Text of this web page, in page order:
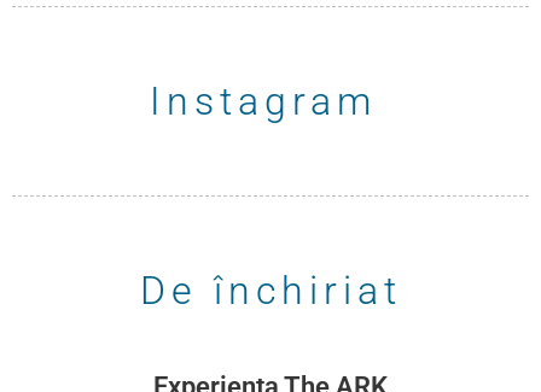
Instagram
De închiriat